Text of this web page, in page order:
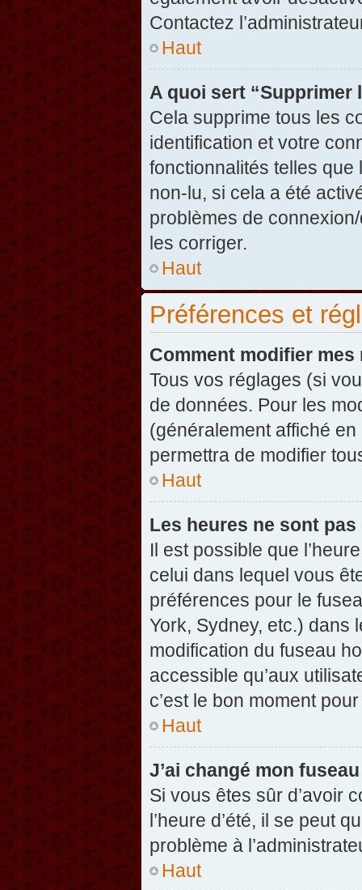
Contactez
Haut
A quoi sert “Supprimer
Cela supprime tous les
identification et votre
fonctionnalités telles que
non-lu, si cela a été
problèmes de
les corriger.
Haut
Préférences et
Comment modifier mes
Tous vos réglages (si
de données. Pour les
(généralement affiché
permettra de modifier
Haut
Les heures ne sont
Il est possible que
celui dans lequel vous
préférences pour le
York, Sydney, etc.) dans
modification du fuseau
accessible qu’aux
c’est le bon moment
Haut
J’ai changé mon
Si vous êtes sûr d’avoir
l’heure d’été, il se peut
problème à
Haut